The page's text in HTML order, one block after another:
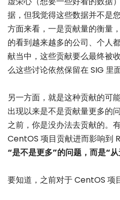
据，但我觉得这些数据并不是
方面来看，一是贡献量的衡量
的看到越来越多的公司、个人
献当中，这些贡献要么最终被
么这些讨论依然保留在 SIG 里面
另一方面，就是这种贡献的可
出现以来是不是贡献量更多的
之前，你是没办法去贡献的。
CentOS 项目贡献进而影响到
“是不是更多”的问题，而是“从
要知道，之前对于 CentOS 项